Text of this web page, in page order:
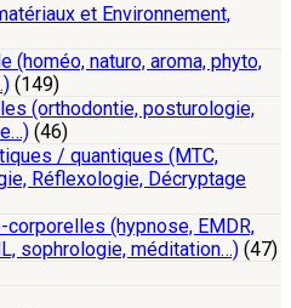
et Environnement,
(homéo, naturo, aroma, phyto,
(149)
(orthodontie, posturologie,
(46)
/ quantiques (MTC,
Réflexologie, Décryptage
(hypnose, EMDR,
sophrologie, méditation…) (47)